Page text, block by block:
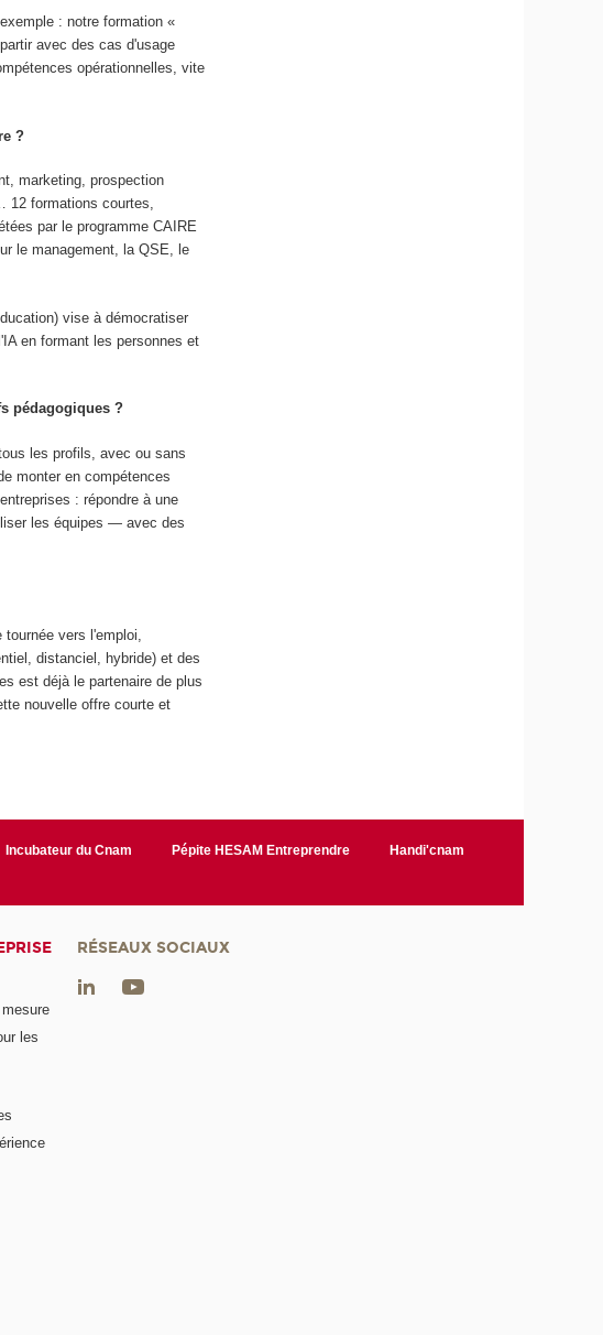
: notre formation «
avec des cas d'usage
opérationnelles, vite
?
marketing, prospection
12 formations courtes,
par le programme CAIRE
le management, la QSE, le
vise à démocratiser
en formant les personnes et
pédagogiques ?
les profils, avec ou sans
monter en compétences
: répondre à une
les équipes — avec des
vers l'emploi,
distanciel, hybride) et des
est déjà le partenaire de plus
nouvelle offre courte et
Incubateur du Cnam Pépite HESAM Entreprendre
Handi'cnam
les
RÉSEAUX SOCIAUX